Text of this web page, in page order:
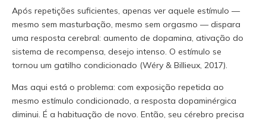
Após repetições suficientes, apenas ver aquele estímulo —
mesmo sem masturbação, mesmo sem orgasmo — dispara
uma resposta cerebral: aumento de dopamina, ativação do
sistema de recompensa, desejo intenso. O estímulo se
tornou um gatilho condicionado (Wéry & Billieux, 2017).
Mas aqui está o problema: com exposição repetida ao
mesmo estímulo condicionado, a resposta dopaminérgica
diminui. É a habituação de novo. Então, seu cérebro precisa